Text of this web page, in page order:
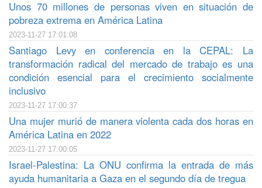
Unos 70 millones de personas viven en situación de
pobreza extrema en América Latina
2023-11-27 17:01:08
Santiago Levy en conferencia en la CEPAL: La
transformación radical del mercado de trabajo es una
condición esencial para el crecimiento socialmente
inclusivo
2023-11-27 17:00:37
Una mujer murió de manera violenta cada dos horas en
América Latina en 2022
2023-11-27 17:00:05
Israel-Palestina: La ONU confirma la entrada de más
ayuda humanitaria a Gaza en el segundo día de tregua